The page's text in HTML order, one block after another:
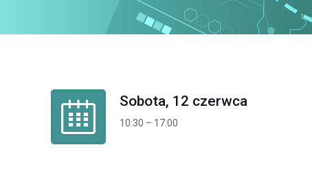
Sobota, 12 czerwca
10:30 – 17:00